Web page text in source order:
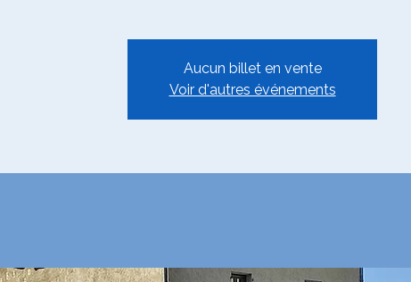
Aucun billet en vente
Voir d'autres événements